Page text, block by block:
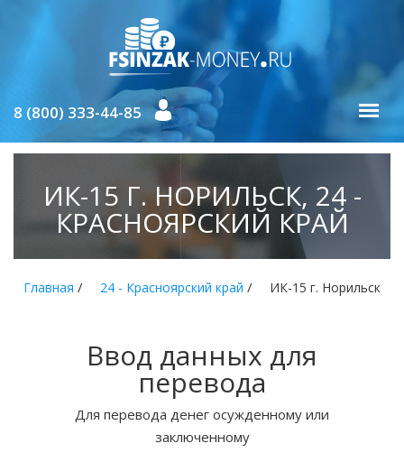
8 (800) 333-44-85
ИК-15 Г. НОРИЛЬСК, 24 -
КРАСНОЯРСКИЙ КРАЙ
Главная / 24 - Красноярский край / ИК-15 г. Норильск
Ввод данных для
перевода
Для перевода денег осужденному или
заключенному